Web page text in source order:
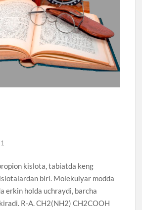
kislota, tabiatda keng
biri. Molekulyar modda
erkin holda uchraydi, barcha
R-A. CH2(NH2) CH2COOH